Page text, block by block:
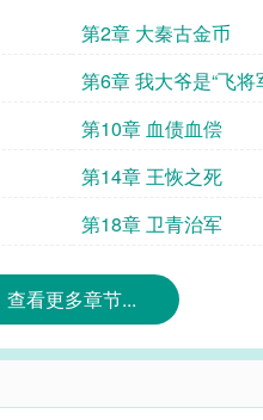
第2章 大秦古金币
第6章 我大爷是“飞将
第10章 血债血偿
第14章 王恢之死
第18章 卫青治军
查看更多章节...